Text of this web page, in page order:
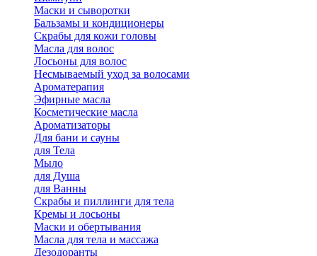
Маски и сыворотки
Бальзамы и кондиционеры
Скрабы для кожи головы
Масла для волос
Лосьоны для волос
Несмываемый уход за волосами
Ароматерапия
Эфирные масла
Косметические масла
Ароматизаторы
Для бани и сауны
для Тела
Мыло
для Душа
для Ванны
Скрабы и пиллинги для тела
Кремы и лосьоны
Маски и обертывания
Масла для тела и массажа
Дезодоранты